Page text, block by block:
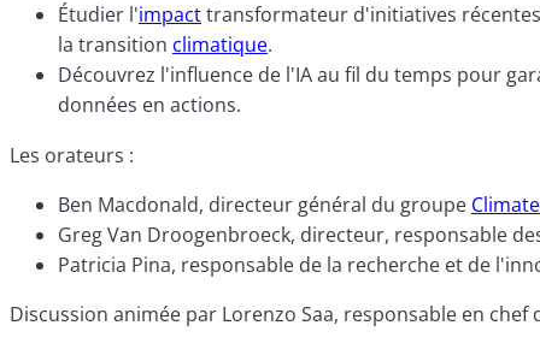
Étudier l'impacttransformateur d'initiatives
la transition climatique.
Découvrez l'influence de l'IA au fil du temps pour
données en actions.
Les orateurs :
Ben Macdonald, directeur général du groupe Climate
Greg Van Droogenbroeck, directeur, responsable
Patricia Pina, responsable de la recherche et de
Discussion animée par Lorenzo Saa, responsable en